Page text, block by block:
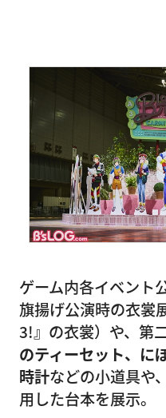
ゲーム内各イベント
旗揚げ公演時の衣裳
3!』の衣裳）や、第
のティーセット、に
時計などの小道具や
用した台本を展示。